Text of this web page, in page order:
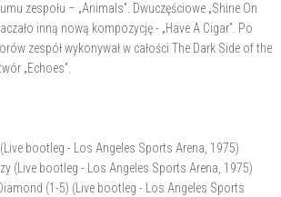
zespołu – „Animals”. Dwuczęściowe „Shine On
inną nową kompozycję - „Have A Cigar”. Po
zespół wykonywał w całości The Dark Side of the
„Echoes”.
bootleg - Los Angeles Sports Arena, 1975)
(Live bootleg - Los Angeles Sports Arena, 1975)
(1-5) (Live bootleg - Los Angeles Sports